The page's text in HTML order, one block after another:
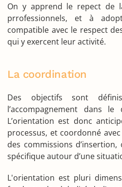
On y apprend le repect de
prrofessionnels, et à
compatible avec le respect
qui y exercent leur activité.
La coordination
Des objectifs sont
l’accompagnement dans
L’orientation est donc
processus, et coordonné
des commissions d’insertion,
spécifique autour d’une
L'orientation est pluri